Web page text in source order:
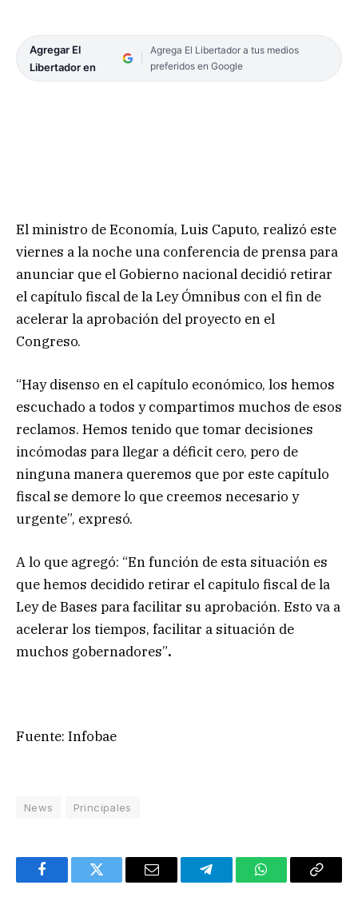
Agregar El
Libertador en
Agrega El Libertador a tus medios
preferidos en Google
El ministro de Economía, Luis Caputo, realizó este
viernes a la noche una conferencia de prensa para
anunciar que el Gobierno nacional decidió retirar
el capítulo fiscal de la Ley Ómnibus con el fin de
acelerar la aprobación del proyecto en el
Congreso.
“Hay disenso en el capítulo económico, los hemos
escuchado a todos y compartimos muchos de esos
reclamos. Hemos tenido que tomar decisiones
incómodas para llegar a déficit cero, pero de
ninguna manera queremos que por este capítulo
fiscal se demore lo que creemos necesario y
urgente”, expresó.
A lo que agregó: “En función de esta situación es
que hemos decidido retirar el capitulo fiscal de la
Ley de Bases para facilitar su aprobación. Esto va a
acelerar los tiempos, facilitar a situación de
muchos gobernadores”.
Fuente: Infobae
News Principales
FacebookTwitter Email TelegramWhatsAppCopy